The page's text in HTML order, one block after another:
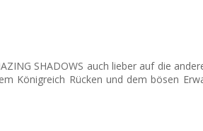
SHADOWS auch lieber auf die
Königreich Rücken und dem bösen